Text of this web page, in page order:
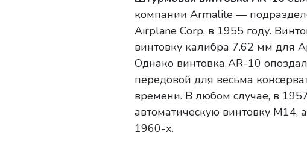
компании Armalite —
Airplane Corp, в 1955 году.
винтовку калибра 7.62 мм для
Однако винтовка AR-10
передовой для весьма
времени. В любом случае, в
автоматическую винтовку М14,
1960-х.